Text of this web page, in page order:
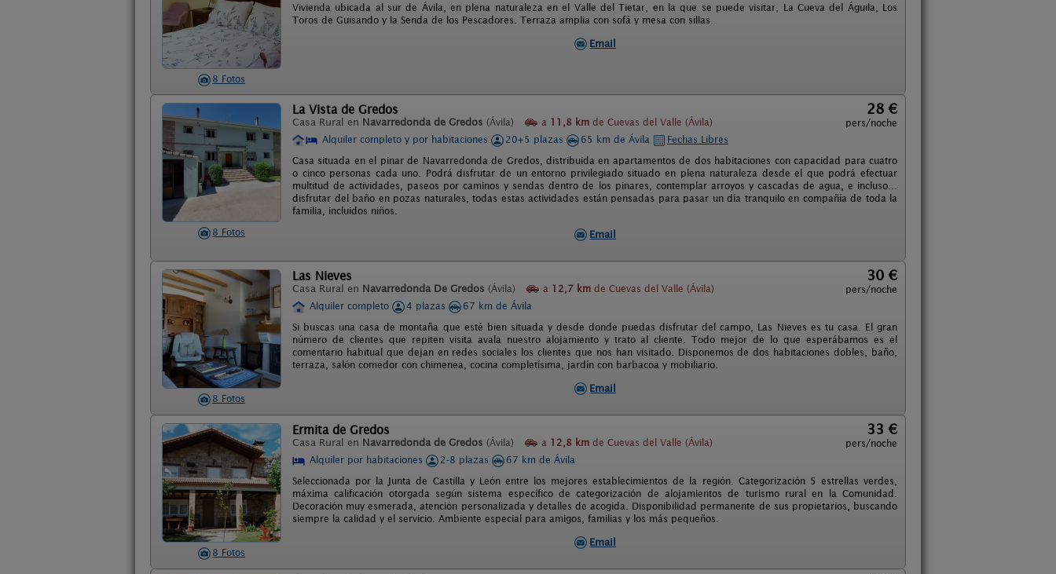
8 Fotos
Vivienda ubicada al sur de Ávila, en plena naturaleza en el Valle del Tietar, en la que se puede visitar, La Cueva del Águila, Los
Toros de Guisando y la Senda de los Pescadores. Terraza amplia con sofá y mesa con sillas.
Email
8 Fotos
La Vista de Gredos
Casa Rural en Navarredonda de Gredos (Ávila) a 11,8 km de Cuevas del Valle (Ávila)
28 €
pers/noche
Alquiler completo y por habitaciones
20+5 plazas 65 km de Ávila
Fechas Libres
Casa situada en el pinar de Navarredonda de Gredos, distribuida en apartamentos de dos habitaciones con capacidad para cuatro
o cinco personas cada uno. Podrá disfrutar de un entorno privilegiado situado en plena naturaleza desde el que podrá efectuar
multitud de actividades, paseos por caminos y sendas dentro de los pinares, contemplar arroyos y cascadas de agua, e incluso...
disfrutar del baño en pozas naturales, todas estas actividades están pensadas para pasar un día tranquilo en compañía de toda la
familia, incluidos niños.
Email
8 Fotos
Las Nieves
Casa Rural en Navarredonda De Gredos (Ávila) a 12,7 km de Cuevas del Valle (Ávila)
30 €
pers/noche
Alquiler completo
4 plazas
67 km de Ávila
Si buscas una casa de montaña que esté bien situada y desde donde puedas disfrutar del campo, Las Nieves es tu casa. El gran
número de clientes que repiten visita avala nuestro alojamiento y trato al cliente. Todo mejor de lo que esperábamos es el
comentario habitual que dejan en redes sociales los clientes que nos han visitado. Disponemos de dos habitaciones dobles, baño,
terraza, salón comedor con chimenea, cocina completísima, jardín con barbacoa y mobiliario.
Email
8 Fotos
Ermita de Gredos
Casa Rural en Navarredonda de Gredos (Ávila) a 12,8 km de Cuevas del Valle (Ávila)
33 €
pers/noche
Alquiler por habitaciones
2-8 plazas
67 km de Ávila
Seleccionada por la Junta de Castilla y León entre los mejores establecimientos de la región. Categorización 5 estrellas verdes,
máxima calificación otorgada según sistema específico de categorización de alojamientos de turismo rural en la Comunidad.
Decoración muy esmerada, atención personalizada y detalles de acogida. Disponibilidad permanente de sus propietarios, buscando
siempre la calidad y el servicio. Ambiente especial para amigos, familias y los más pequeños.
Email